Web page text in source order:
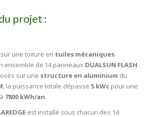
projet :
une toiture en tuiles mécaniques
ensemble de 14 panneaux DUALSUN FLASH
sur une structure en aluminium du
, la puissance totale dépasse 5 kWc pour une
7800 kWh/an.
est installé sous chacun des 14